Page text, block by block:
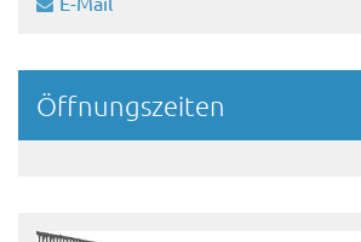
Öffnungszeiten